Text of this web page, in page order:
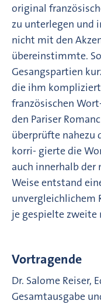
original
zu unterlegen und
nicht mit den
übereinstimmte.
Gesangspartien
die ihm kompliziert
französischen
den Pariser
überprüfte nahezu
korri- gierte die
auch innerhalb der
Weise entstand
unvergleichlichem
je gespielte zweite
Vortragende
Dr. Salome Reiser,
Gesamtausgabe